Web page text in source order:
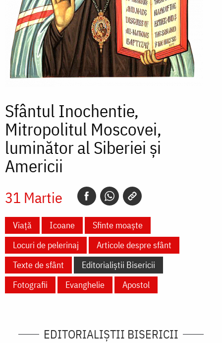
Sfântul Inochentie,
Mitropolitul Moscovei,
luminător al Siberiei și
Americii
31 Martie
Viață Icoane
Sfinte moaște
Locuri de pelerinaj
Articole despre sfânt
Texte de sfânt
Editorialiștii Bisericii
Fotografii
Evanghelie Apostol
EDITORIALIȘTII BISERICII